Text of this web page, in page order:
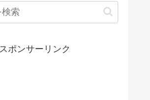
スポンサーリンク